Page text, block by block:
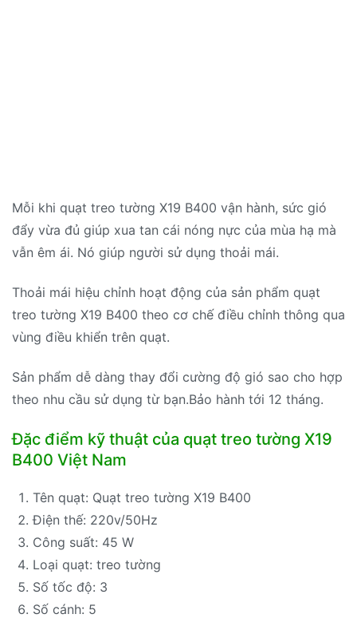
Mỗi khi quạt treo tường X19 B400 vận hành, sức gió
đẩy vừa đủ giúp xua tan cái nóng nực của mùa hạ mà
vẫn êm ái. Nó giúp người sử dụng thoải mái.
Thoải mái hiệu chỉnh hoạt động của sản phẩm quạt
treo tường X19 B400 theo cơ chế điều chỉnh thông qua
vùng điều khiển trên quạt.
Sản phẩm dễ dàng thay đổi cường độ gió sao cho hợp
theo nhu cầu sử dụng từ bạn.Bảo hành tới 12 tháng.
Đặc điểm kỹ thuật của quạt treo tường X19
B400 Việt Nam
Tên quạt: Quạt treo tường X19 B400
Điện thế: 220v/50Hz
Công suất: 45 W
Loại quạt: treo tường
Số tốc độ: 3
Số cánh: 5